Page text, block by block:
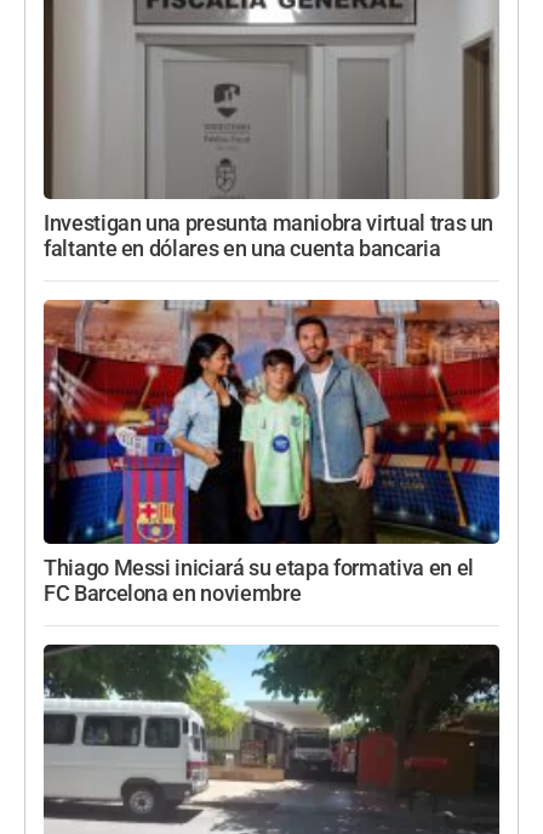
Investigan una presunta maniobra virtual tras un
faltante en dólares en una cuenta bancaria
Thiago Messi iniciará su etapa formativa en el
FC Barcelona en noviembre